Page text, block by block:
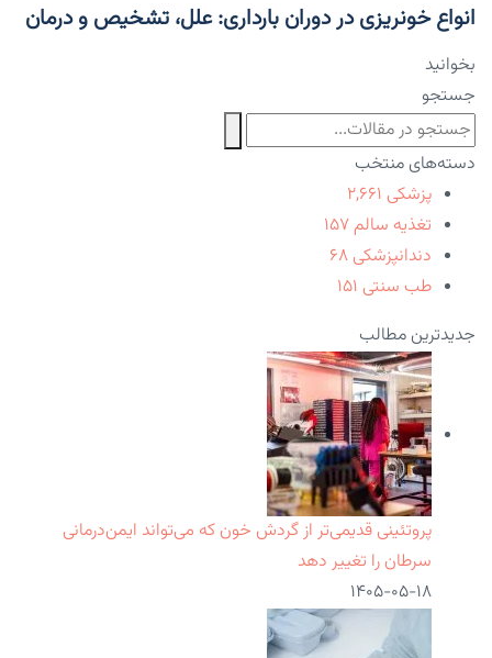
انواع خونریزی در دوران بارداری: علل، تشخیص و درمان
بخوانید
جستجو
دسته‌های منتخب
پزشکی ۲,۶۶۱
تغذیه سالم ۱۵۷
دندانپزشکی ۶۸
طب سنتی ۱۵۱
جدیدترین مطالب
پروتئینی قدیمی‌تر از گردش خون که می‌تواند ایمن‌درمانی
سرطان را تغییر دهد
۱۴۰۵-۰۵-۱۸